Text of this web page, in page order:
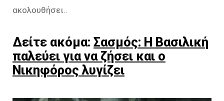
ακολουθήσει..
Δείτε ακόμα: Σασμός: Η Βασιλική
παλεύει για να ζήσει και ο
Νικηφόρος λυγίζει